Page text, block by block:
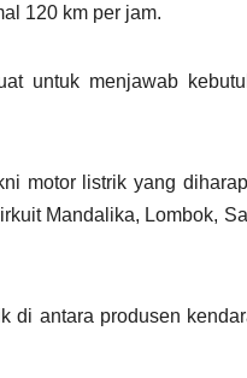
120 km per jam.
untuk menjawab
motor listrik yang
Mandalika, Lombok,
di antara produsen